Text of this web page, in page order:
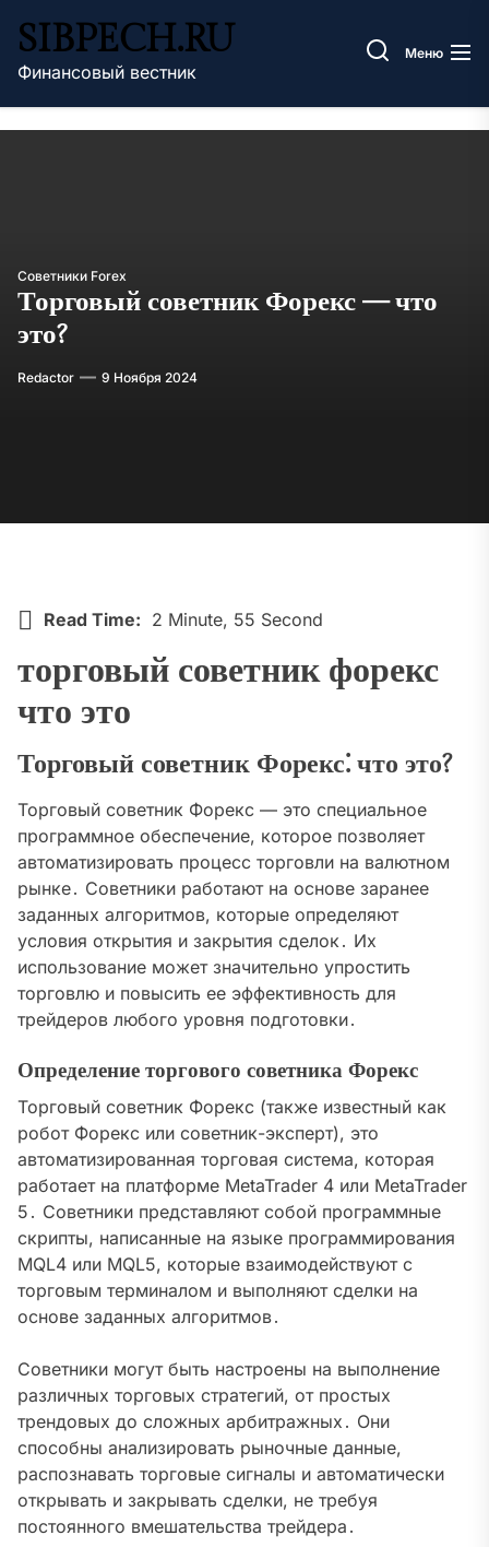
содержимому
SIBPECH.RU
Финансовый вестник
Меню
Советники Forex
Торговый советник Форекс — что
это?
Redactor 9 Ноября 2024
Read Time: 2 Minute, 55 Second
торговый советник форекс
что это
Торговый советник Форекс⁚ что это?
Торговый советник Форекс — это специальное
программное обеспечение, которое позволяет
автоматизировать процесс торговли на валютном
рынке․ Советники работают на основе заранее
заданных алгоритмов, которые определяют
условия открытия и закрытия сделок․ Их
использование может значительно упростить
торговлю и повысить ее эффективность для
трейдеров любого уровня подготовки․
Определение торгового советника Форекс
Торговый советник Форекс (также известный как
робот Форекс или советник-эксперт), это
автоматизированная торговая система, которая
работает на платформе MetaTrader 4 или MetaTrader
5․ Советники представляют собой программные
скрипты, написанные на языке программирования
MQL4 или MQL5, которые взаимодействуют с
торговым терминалом и выполняют сделки на
основе заданных алгоритмов․
Советники могут быть настроены на выполнение
различных торговых стратегий, от простых
трендовых до сложных арбитражных․ Они
способны анализировать рыночные данные,
распознавать торговые сигналы и автоматически
открывать и закрывать сделки, не требуя
постоянного вмешательства трейдера․